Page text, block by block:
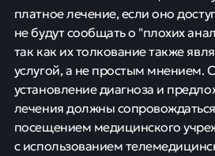
платное лечение, если оно
не будут сообщать о "плохих
так как их толкование также
услугой, а не простым мнением.
установление диагноза и
лечения должны
посещением медицинского
с использованием